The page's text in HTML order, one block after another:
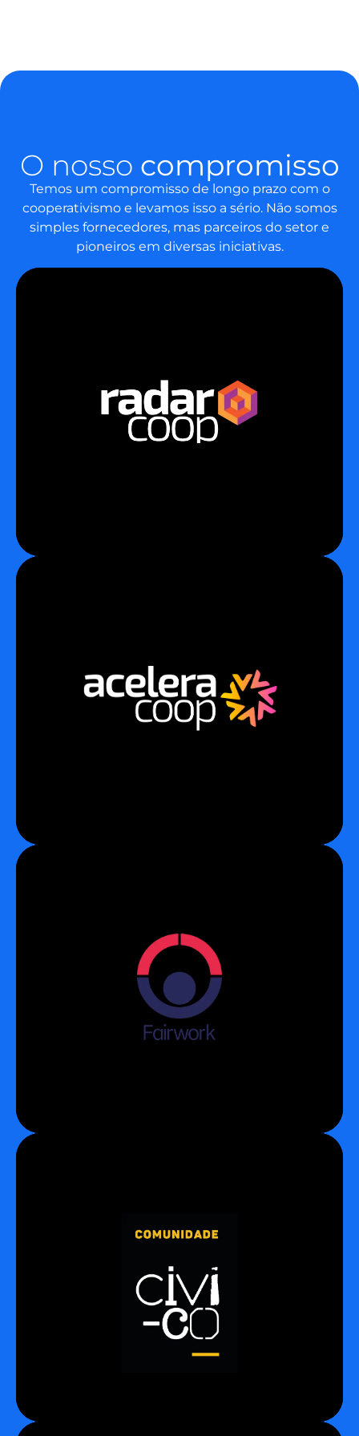
O nosso compromisso
Temos um compromisso de longo prazo com o
cooperativismo e levamos isso a sério. Não somos
simples fornecedores, mas parceiros do setor e
pioneiros em diversas iniciativas.
empreendedor e inovador do cooperativismo.
Uma parceria da Coonecta com a Sicredi
Pioneira para apoiar o empreendedorismo
cooperativo.
Somos correalizadores do primeiro programa
de aceleração de cooperativas do Brasil, o
AceleraCoop, realizado pela Sicredi Pioneira em
parceria com a Innoscience.
Para apoiar o combate à precarização do
trabalho causada pelas plataformas, nos
tornamos parceiros do Fairwork Pledge, projeto
baseado na Universidade de Oxford e conduzido
em colaboração com organizações de todo o
mundo.
Fazemos parte da comunidade de negócios de
inovação social e a sustentabilidade. É no Civi-
co onde fica a sede da Coonecta, no bairro de
Pinheiros, em São Paulo.
Conheça